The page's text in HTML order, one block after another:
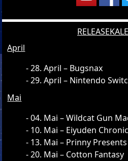
April
28. April – Bugsnax
29. April – Nintendo
Mai
04. Mai – Wildcat Gun
10. Mai – Eiyuden
13. Mai – Prinny
20. Mai – Cotton Fantasy